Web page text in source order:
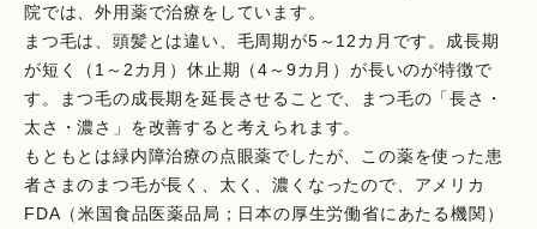
院では、外用薬で治療をしています。
まつ毛は、頭髪とは違い、毛周期が5～12カ月です。成長期
が短く（1～2カ月）休止期（4～9カ月）が長いのが特徴で
す。まつ毛の成長期を延長させることで、まつ毛の「長さ・
太さ・濃さ」を改善すると考えられます。
もともとは緑内障治療の点眼薬でしたが、この薬を使った患
者さまのまつ毛が長く、太く、濃くなったので、アメリカ
FDA（米国食品医薬品局；日本の厚生労働省にあたる機関）